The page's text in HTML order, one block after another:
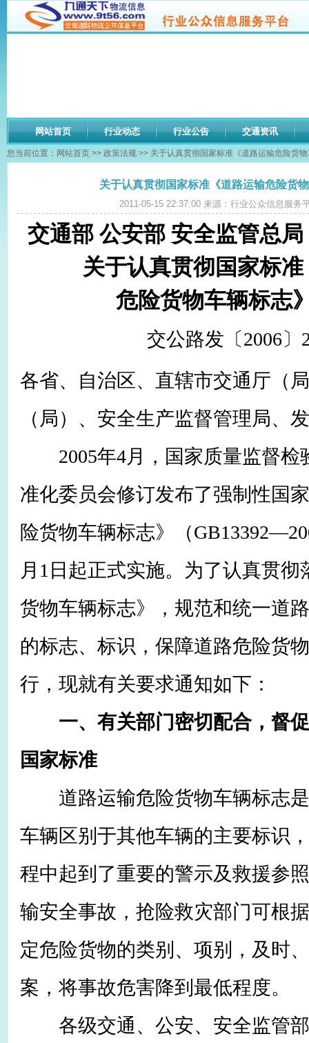
网站首页 行业动态 行业公告 交通资讯
您当前位置： 网站首页 >> 政策法规 >> 关于认真贯彻国家标准《道路运输危险货
关于认真贯彻国家标准《道路运输危险货
2011-05-15 22:37:00 来源：行业公众信息服务
交通部 公安部 安全监管总
关于认真贯彻国家标
危险货物车辆标志
交公路发〔2006〕
各省、自治区、直辖市交通厅（
（局）、安全生产监督管理局、
2005年4月，国家质量监督检
准化委员会修订发布了强制性国
险货物车辆标志》（
月1日起正式实施。为了认真贯
货物车辆标志》，规范和统一道
的标志、标识，保障道路危险货
行，现就有关要求通知如下：
一、有关部门密切配合，督
国家标准
道路运输危险货物车辆标志是
车辆区别于其他车辆的主要标识
程中起到了重要的警示及救援参
输安全事故，抢险救灾部门可根
定危险货物的类别、项别，及时
案，将事故危害降到最低程度。
各级交通、公安、安全监管部